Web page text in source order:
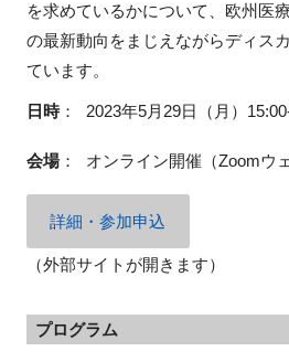
施設・アクセス
FAQ
を求めているかについて、欧州医
の最新動向をまじえながらディス
ています。
日時： 2023年5月29日（月）
会場： オンライン開催（Zoomウ
詳細・参加申込
（外部サイトが開きます）
プログラム